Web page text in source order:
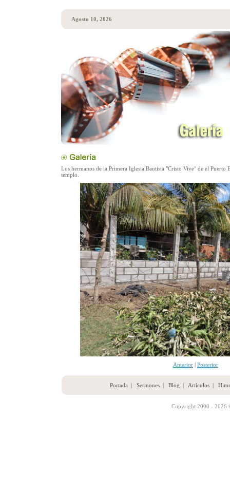
Agosto 10, 2026
Los hermanos de la Primera Iglesia Bautista "Cristo Vive" de el Puerto
templo.
Anterior | Posterior
Portada | Sermones| Blog | Artículos|
Copyright 2000 - 2026